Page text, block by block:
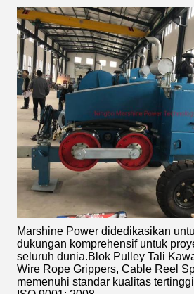
Marshine Power didedikasikan
dukungan komprehensif untuk
seluruh dunia.Blok Pulley Tali
Wire Rope Grippers, Cable Reel
memenuhi standar kualitas